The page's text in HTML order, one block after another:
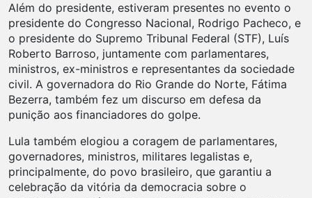
Além do presidente, estiveram presentes no evento o
presidente do Congresso Nacional, Rodrigo Pacheco, e
o presidente do Supremo Tribunal Federal (STF), Luís
Roberto Barroso, juntamente com parlamentares,
ministros, ex-ministros e representantes da sociedade
civil. A governadora do Rio Grande do Norte, Fátima
Bezerra, também fez um discurso em defesa da
punição aos financiadores do golpe.
Lula também elogiou a coragem de parlamentares,
governadores, ministros, militares legalistas e,
principalmente, do povo brasileiro, que garantiu a
celebração da vitória da democracia sobre o